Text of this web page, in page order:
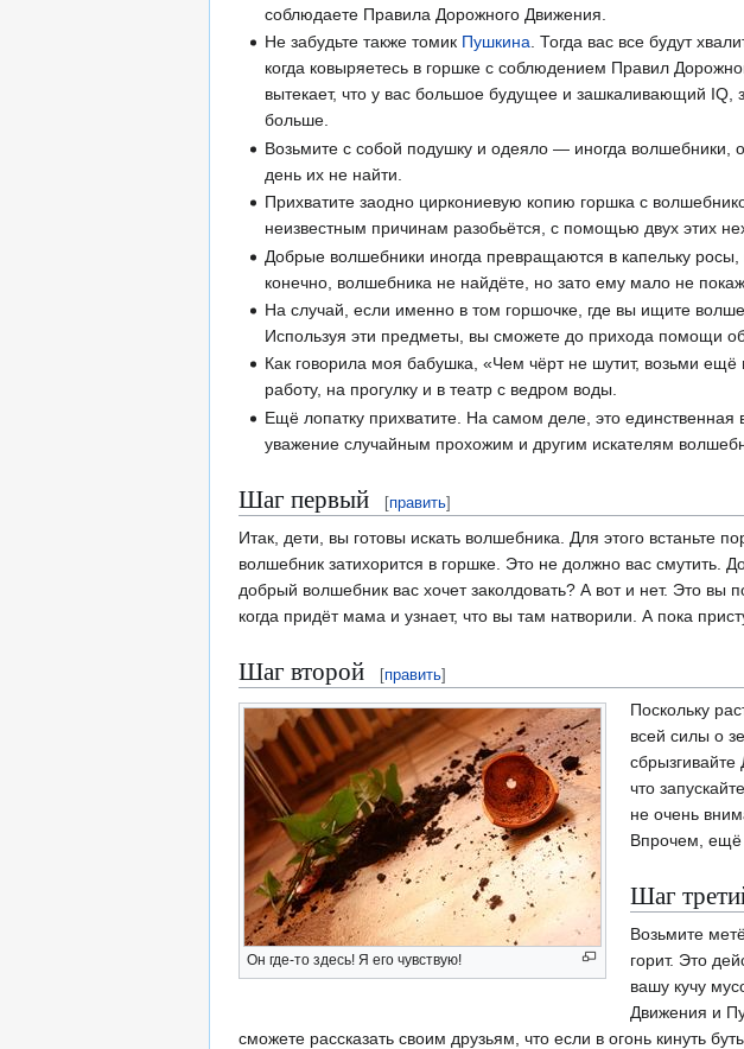
соблюдаете Правила Дорожного Движения.
Не забудьте также томик Пушкина. Тогда вас все будут
когда ковыряетесь в горшке с соблюдением Правил
вытекает, что у вас большое будущее и зашкаливающий IQ,
больше.
Возьмите с собой подушку и одеяло — иногда волшебники,
день их не найти.
Прихватите заодно циркониевую копию горшка с
неизвестным причинам разобьётся, с помощью двух этих
Добрые волшебники иногда превращаются в капельку
конечно, волшебника не найдёте, но зато ему мало не
На случай, если именно в том горшочке, где вы ищите
Используя эти предметы, вы сможете до прихода помощи
Как говорила моя бабушка, «Чем чёрт не шутит, возьми
работу, на прогулку и в театр с ведром воды.
Ещё лопатку прихватите. На самом деле, это
уважение случайным прохожим и другим искателям
Шаг первый [править]
Итак, дети, вы готовы искать волшебника. Для этого
волшебник затихорится в горшке. Это не должно вас смутить.
добрый волшебник вас хочет заколдовать? А вот и нет. Это вы
когда придёт мама и узнает, что вы там натворили. А пока
Шаг второй [править]
Он где-то здесь! Я его чувствую!
Поскольку
всей силы о
что
не очень
Впрочем, ещё
Шаг
Возьмите
горит. Это
вашу кучу
Движения и
сможете рассказать своим друзьям, что если в огонь кинуть